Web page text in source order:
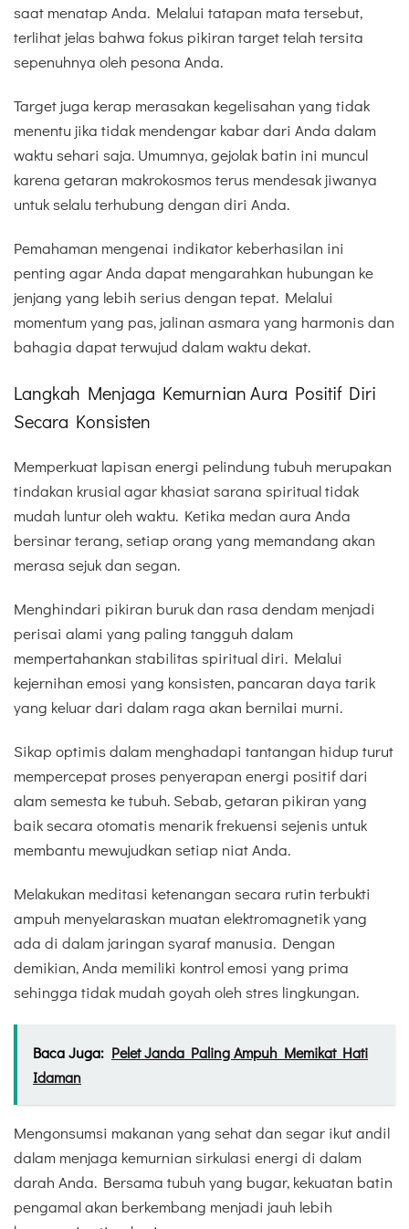
saat menatap Anda. Melalui tatapan mata tersebut,
terlihat jelas bahwa fokus pikiran target telah tersita
sepenuhnya oleh pesona Anda.
Target juga kerap merasakan kegelisahan yang tidak
menentu jika tidak mendengar kabar dari Anda dalam
waktu sehari saja. Umumnya, gejolak batin ini muncul
karena getaran makrokosmos terus mendesak jiwanya
untuk selalu terhubung dengan diri Anda.
Pemahaman mengenai indikator keberhasilan ini
penting agar Anda dapat mengarahkan hubungan ke
jenjang yang lebih serius dengan tepat. Melalui
momentum yang pas, jalinan asmara yang harmonis dan
bahagia dapat terwujud dalam waktu dekat.
Langkah Menjaga Kemurnian Aura Positif Diri
Secara Konsisten
Memperkuat lapisan energi pelindung tubuh merupakan
tindakan krusial agar khasiat sarana spiritual tidak
mudah luntur oleh waktu. Ketika medan aura Anda
bersinar terang, setiap orang yang memandang akan
merasa sejuk dan segan.
Menghindari pikiran buruk dan rasa dendam menjadi
perisai alami yang paling tangguh dalam
mempertahankan stabilitas spiritual diri. Melalui
kejernihan emosi yang konsisten, pancaran daya tarik
yang keluar dari dalam raga akan bernilai murni.
Sikap optimis dalam menghadapi tantangan hidup turut
mempercepat proses penyerapan energi positif dari
alam semesta ke tubuh. Sebab, getaran pikiran yang
baik secara otomatis menarik frekuensi sejenis untuk
membantu mewujudkan setiap niat Anda.
Melakukan meditasi ketenangan secara rutin terbukti
ampuh menyelaraskan muatan elektromagnetik yang
ada di dalam jaringan syaraf manusia. Dengan
demikian, Anda memiliki kontrol emosi yang prima
sehingga tidak mudah goyah oleh stres lingkungan.
Baca Juga: Pelet Janda Paling Ampuh Memikat Hati
Idaman
Mengonsumsi makanan yang sehat dan segar ikut andil
dalam menjaga kemurnian sirkulasi energi di dalam
darah Anda. Bersama tubuh yang bugar, kekuatan batin
pengamal akan berkembang menjadi jauh lebih